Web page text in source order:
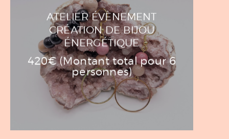
ATELIER ÉVÈNEMENT
CRÉATION DE BIJOU
ÉNERGÉTIQUE
420€ (Montant total pour 6
personnes)